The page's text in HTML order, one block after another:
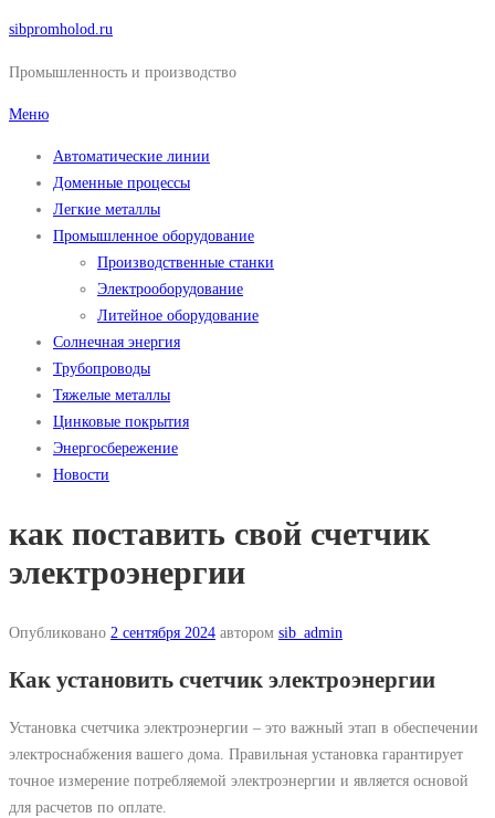
Перейти
содержимому
sibpromholod.ru
Промышленность и производство
Меню
Автоматические линии
Доменные процессы
Легкие металлы
Промышленное оборудование
Производственные станки
Электрооборудование
Литейное оборудование
Солнечная энергия
Трубопроводы
Тяжелые металлы
Цинковые покрытия
Энергосбережение
Новости
как поставить свой счетчик
электроэнергии
Опубликовано 2 сентября 2024 автором sib_admin
Как установить счетчик электроэнергии
Установка счетчика электроэнергии ‒ это важный этап в обеспечении
электроснабжения вашего дома. Правильная установка гарантирует
точное измерение потребляемой электроэнергии и является основой
для расчетов по оплате.